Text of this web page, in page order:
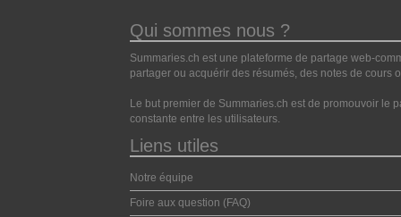
Qui sommes nous ?
Summaries.ch est une plateforme de partage web-
partager ou acquérir des résumés, des notes de cours
Le but premier de Summaries.ch est de promouvoir le
constante entre les utilisateurs.
Liens utiles
Notre équipe
Foire aux question (FAQ)